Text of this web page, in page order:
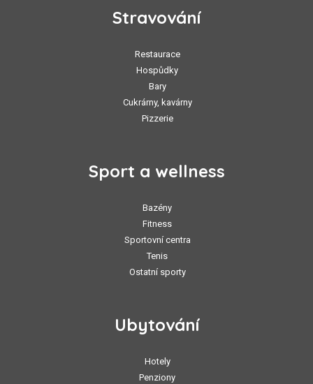
Stravování
Restaurace
Hospůdky
Bary
Cukrárny, kavárny
Pizzerie
Sport a wellness
Bazény
Fitness
Sportovní centra
Tenis
Ostatní sporty
Ubytování
Hotely
Penziony